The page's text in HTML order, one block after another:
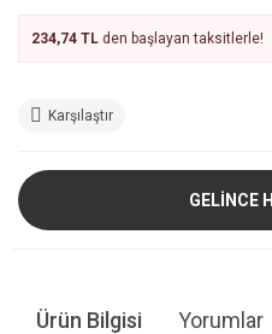
234,74 TL den başlayan taksitlerle!
Karşılaştır
GELİNCE
Ürün Bilgisi Yorumlar